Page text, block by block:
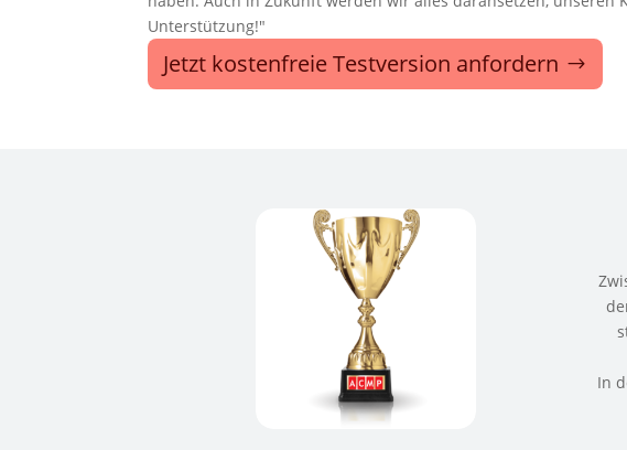
Unterstützung!"
Jetzt kostenfreie Testversion anfordern
In